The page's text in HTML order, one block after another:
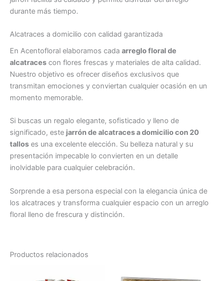
durante más tiempo.
Alcatraces a domicilio con calidad garantizada
En Acentofloral elaboramos cada arreglo floral de
alcatraces con flores frescas y materiales de alta calidad.
Nuestro objetivo es ofrecer diseños exclusivos que
transmitan emociones y conviertan cualquier ocasión en un
momento memorable.
Si buscas un regalo elegante, sofisticado y lleno de
significado, este jarrón de alcatraces a domicilio con 20
tallos es una excelente elección. Su belleza natural y su
presentación impecable lo convierten en un detalle
inolvidable para cualquier celebración.
Sorprende a esa persona especial con la elegancia única de
los alcatraces y transforma cualquier espacio con un arreglo
floral lleno de frescura y distinción.
Productos relacionados